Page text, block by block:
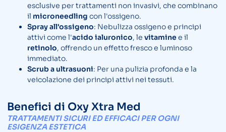
esclusive per trattamenti non invasivi, che combinano
il microneedling con l'ossigeno.
Spray all'ossigeno: Nebulizza ossigeno e principi
attivi come l'acido ialuronico, le vitaminee il
retinolo, offrendo un effetto fresco e luminoso
immediato.
Scrub a ultrasuoni: Per una pulizia profonda e la
veicolazione dei principi attivi nei tessuti.
Benefici di Oxy Xtra Med
TRATTAMENTI SICURI ED EFFICACI PER OGNI
ESIGENZA ESTETICA